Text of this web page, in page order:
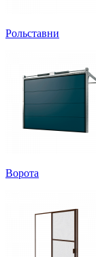
Рольставни
Ворота